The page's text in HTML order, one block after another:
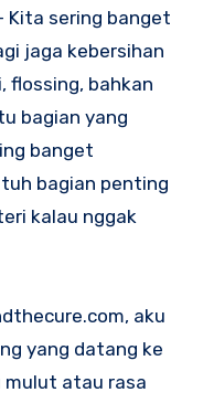
Kita sering banget
jaga kebersihan
flossing, bahkan
bagian yang
banget
tuh bagian penting
kalau nggak
aku
yang datang ke
mulut atau rasa